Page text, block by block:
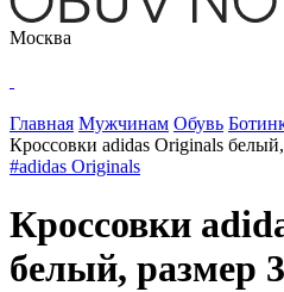
Москва
Главная Мужчинам Обувь
Кроссовки adidas Originals
#adidas Originals
Кроссовки
белый, размер